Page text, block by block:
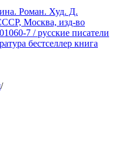
Роман. Худ. Д.
Москва, изд-во
7 / русские писатели
бестселлер книга
/